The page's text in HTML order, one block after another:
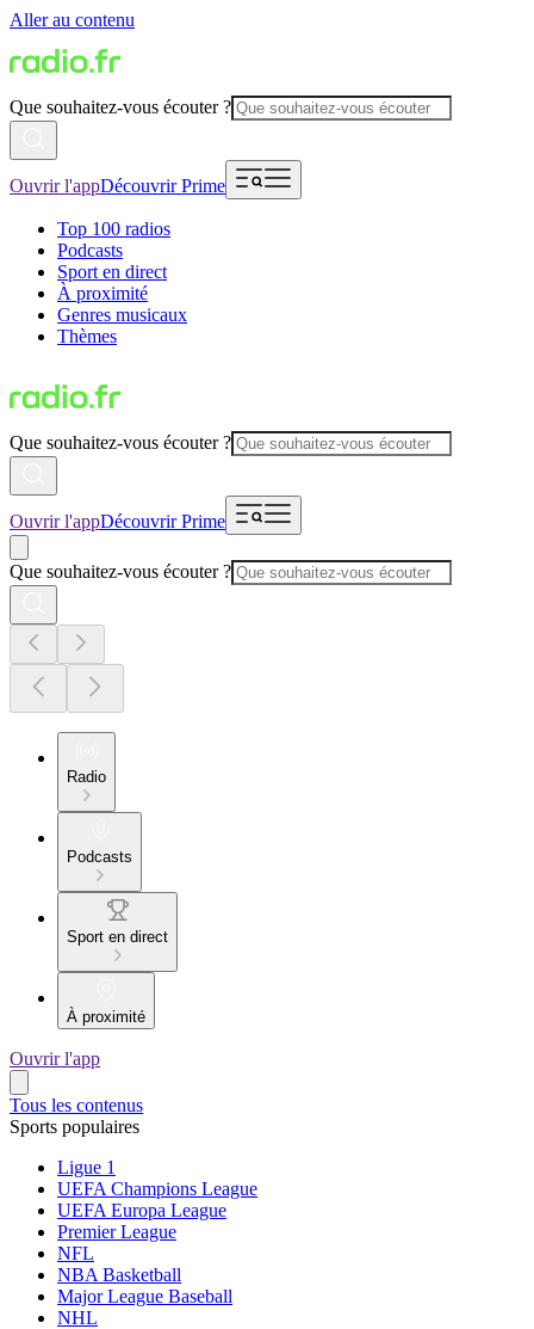
Aller au contenu
Que souhaitez-vous écouter ?
Ouvrir l'appDécouvrir Prime
Top 100 radios
Podcasts
Sport en direct
À proximité
Genres musicaux
Thèmes
Que souhaitez-vous écouter ?
Ouvrir l'appDécouvrir Prime
Que souhaitez-vous écouter ?
Radio
Podcasts
Sport en direct
À proximité
Ouvrir l'app
Tous les contenus
Sports populaires
Ligue 1
UEFA Champions League
UEFA Europa League
Premier League
NFL
NBA Basketball
Major League Baseball
NHL